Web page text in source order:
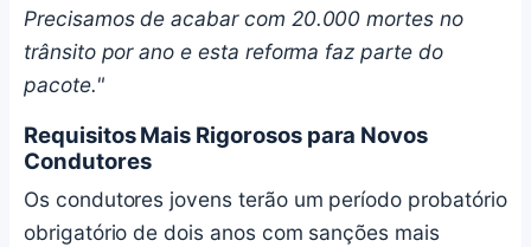
Precisamos de acabar com 20.000 mortes no
trânsito por ano e esta reforma faz parte do
pacote."
Requisitos Mais Rigorosos para Novos
Condutores
Os condutores jovens terão um período probatório
obrigatório de dois anos com sanções mais